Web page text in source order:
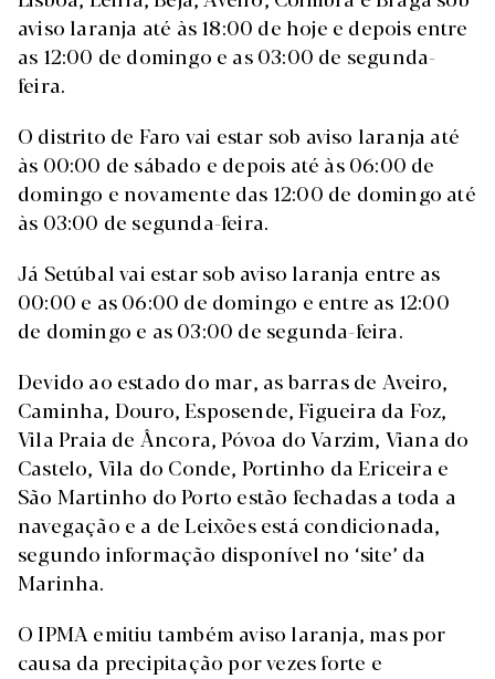
aviso laranja até às 18:00 de hoje e depois entre
as 12:00 de domingo e as 03:00 de segunda-
feira.
O distrito de Faro vai estar sob aviso laranja até
às 00:00 de sábado e depois até às 06:00 de
domingo e novamente das 12:00 de domingo até
às 03:00 de segunda-feira.
Já Setúbal vai estar sob aviso laranja entre as
00:00 e as 06:00 de domingo e entre as 12:00
de domingo e as 03:00 de segunda-feira.
Devido ao estado do mar, as barras de Aveiro,
Caminha, Douro, Esposende, Figueira da Foz,
Vila Praia de Âncora, Póvoa do Varzim, Viana do
Castelo, Vila do Conde, Portinho da Ericeira e
São Martinho do Porto estão fechadas a toda a
navegação e a de Leixões está condicionada,
segundo informação disponível no ‘site’ da
Marinha.
O IPMA emitiu também aviso laranja, mas por
causa da precipitação por vezes forte e